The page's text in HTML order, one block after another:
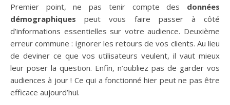
Premier point, ne pas tenir compte des données
démographiques peut vous faire passer à côté
d’informations essentielles sur votre audience. Deuxième
erreur commune : ignorer les retours de vos clients. Au lieu
de deviner ce que vos utilisateurs veulent, il vaut mieux
leur poser la question. Enfin, n’oubliez pas de garder vos
audiences à jour ! Ce qui a fonctionné hier peut ne pas être
efficace aujourd’hui.